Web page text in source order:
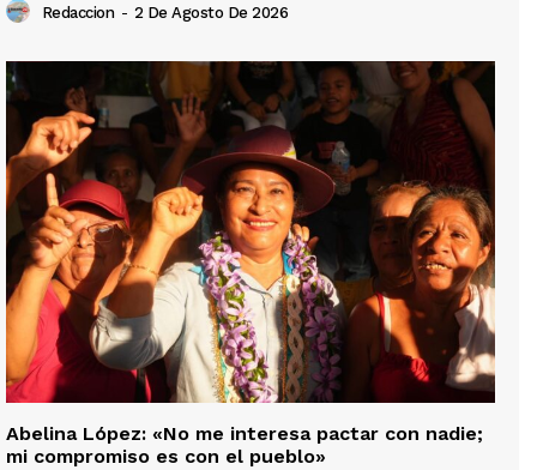
Redaccion - 2 De Agosto De 2026
Abelina López: «No me interesa pactar con nadie;
mi compromiso es con el pueblo»